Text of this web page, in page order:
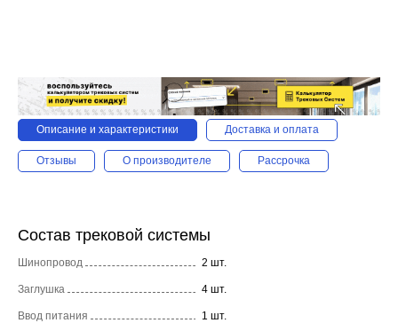
Описание и характеристики Доставка и оплата
Отзывы О производителе Рассрочка
Состав трековой системы
Шинопровод 2 шт.
Заглушка 4 шт.
Ввод питания 1 шт.